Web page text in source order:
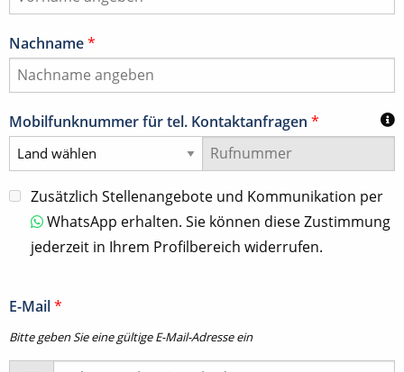
Nachname*
Mobilfunknummer für tel. Kontaktanfragen *
Zusätzlich Stellenangebote und Kommunikation per
WhatsApp erhalten. Sie können diese Zustimmung
jederzeit in Ihrem Profilbereich widerrufen.
E-Mail*
Bitte geben Sie eine gültige E-Mail-Adresse ein